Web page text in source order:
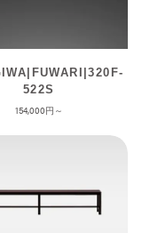
522S
154,000